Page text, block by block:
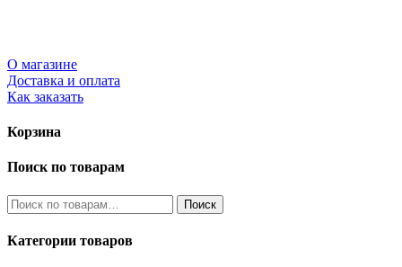
О магазине
Доставка и оплата
Как заказать
Корзина
Поиск по товарам
Искать: Поиск
Категории товаров